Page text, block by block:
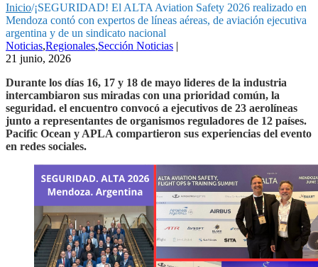
Inicio/¡SEGURIDAD! El ALTA Aviation Safety 2026 realizado en
Mendoza contó con expertos de líneas aéreas, de aviación ejecutiva
argentina y de un sindicato nacional
Noticias,Regionales,Sección Noticias |
21 junio, 2026
Durante los días 16, 17 y 18 de mayo lideres de la industria
intercambiaron sus miradas con una prioridad común, la
seguridad. el encuentro convocó a ejecutivos de 23 aerolíneas
junto a representantes de organismos reguladores de 12 países.
Pacific Ocean y APLA compartieron sus experiencias del evento
en redes sociales.